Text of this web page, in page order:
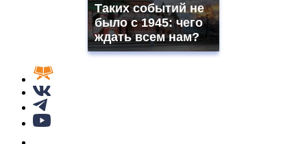
Таких событий не
было с 1945: чего
ждать всем нам?